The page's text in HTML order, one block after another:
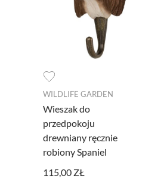
WILDLIFE GARDEN
Wieszak do
przedpokoju
drewniany ręcznie
robiony Spaniel
115,00 ZŁ